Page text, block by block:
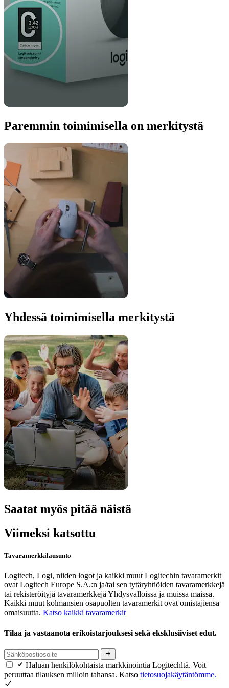
Paremmin toimimisella on merkitystä
Yhdessä toimimisella merkitystä
Saatat myös pitää näistä
Viimeksi katsottu
Tavaramerkkilausunto
Logitech, Logi, niiden logot ja kaikki muut Logitechin tavaramerkit
ovat Logitech Europe S.A.:n ja/tai sen tytäryhtiöiden tavaramerkkejä
tai rekisteröityjä tavaramerkkejä Yhdysvalloissa ja muissa maissa.
Kaikki muut kolmansien osapuolten tavaramerkit ovat omistajiensa
omaisuutta. Katso kaikki tavaramerkit
Tilaa ja vastaanota erikoistarjouksesi sekä eksklusiiviset edut.
Haluan henkilökohtaista markkinointia Logitechltä. Voit
peruuttaa tilauksen milloin tahansa. Katso tietosuojakäytäntömme.